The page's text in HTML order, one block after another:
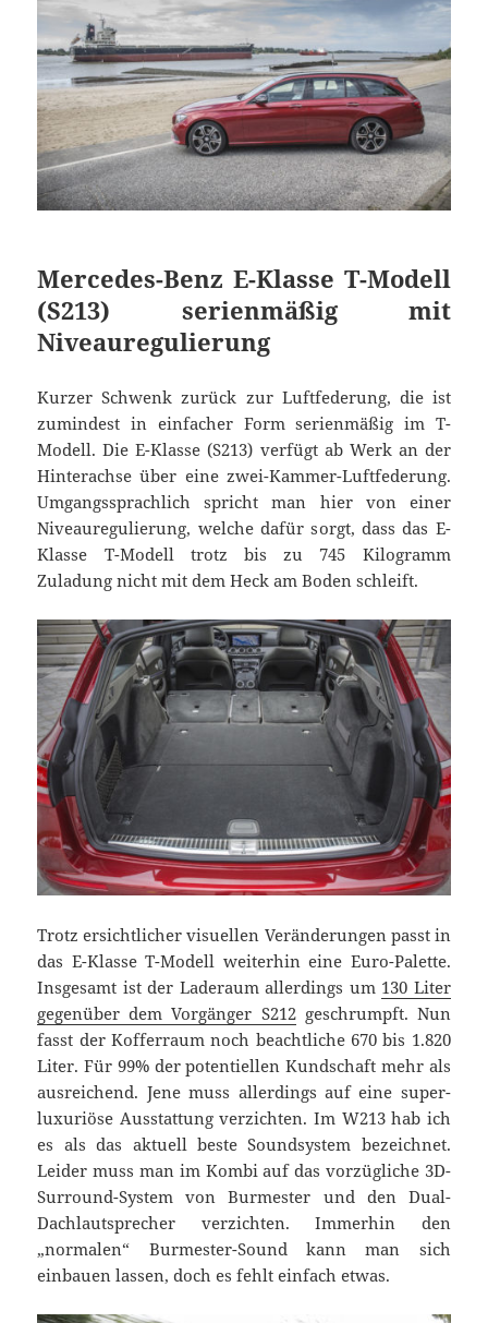
Mercedes-Benz E-Klasse T-Modell
(S213) serienmäßig mit
Niveauregulierung
Kurzer Schwenk zurück zur Luftfederung, die ist
zumindest in einfacher Form serienmäßig im T-
Modell. Die E-Klasse (S213) verfügt ab Werk an der
Hinterachse über eine zwei-Kammer-Luftfederung.
Umgangssprachlich spricht man hier von einer
Niveauregulierung, welche dafür sorgt, dass das E-
Klasse T-Modell trotz bis zu 745 Kilogramm
Zuladung nicht mit dem Heck am Boden schleift.
Trotz ersichtlicher visuellen Veränderungen passt in
das E-Klasse T-Modell weiterhin eine Euro-Palette.
Insgesamt ist der Laderaum allerdings um 130 Liter
gegenüber dem Vorgänger S212geschrumpft. Nun
fasst der Kofferraum noch beachtliche 670 bis 1.820
Liter. Für 99% der potentiellen Kundschaft mehr als
ausreichend. Jene muss allerdings auf eine super-
luxuriöse Ausstattung verzichten. Im W213 hab ich
es als das aktuell beste Soundsystem bezeichnet.
Leider muss man im Kombi auf das vorzügliche 3D-
Surround-System von Burmester und den Dual-
Dachlautsprecher verzichten. Immerhin den
„normalen“ Burmester-Sound kann man sich
einbauen lassen, doch es fehlt einfach etwas.